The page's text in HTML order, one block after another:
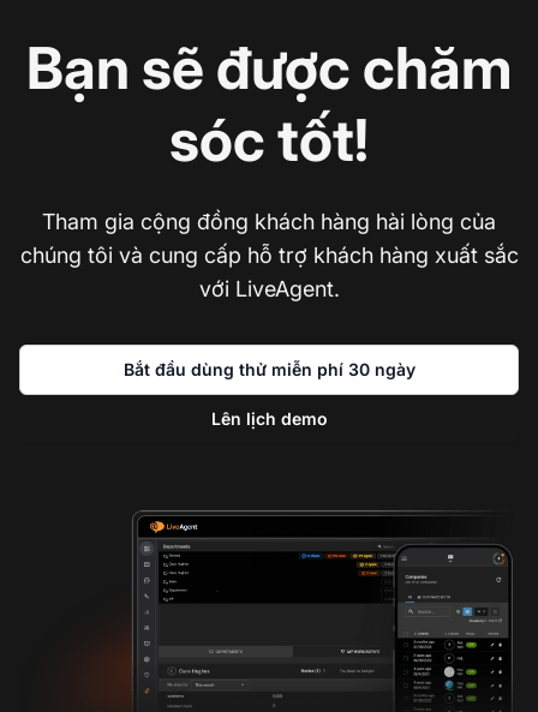
Bạn sẽ được chăm
sóc tốt!
Tham gia cộng đồng khách hàng hài lòng của
chúng tôi và cung cấp hỗ trợ khách hàng xuất sắc
với LiveAgent.
Bắt đầu dùng thử miễn phí 30 ngày
Lên lịch demo